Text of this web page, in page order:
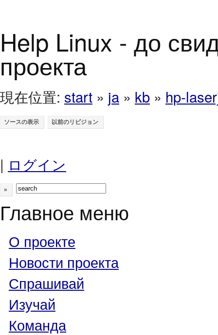
Help Linux - до
проекта
現在位置: start » ja » kb » hp-
| ログイン
»
Главное меню
О проекте
Новости проекта
Спрашивай
Изучай
Команда